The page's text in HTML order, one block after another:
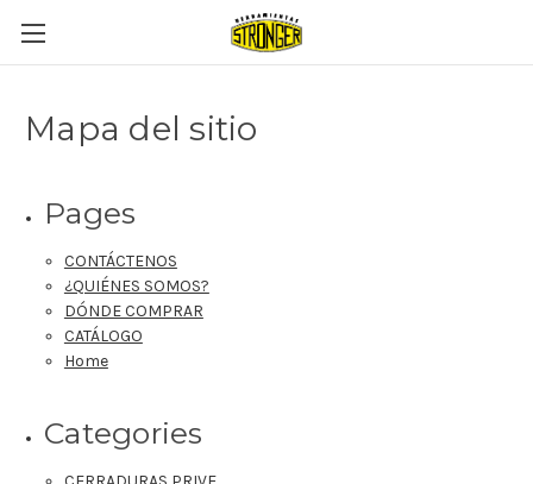
Mapa del sitio
Pages
CONTÁCTENOS
¿QUIÉNES SOMOS?
DÓNDE COMPRAR
CATÁLOGO
Home
Categories